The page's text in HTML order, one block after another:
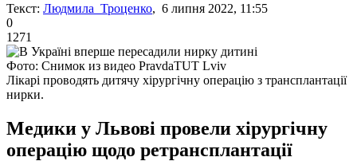
Текст: Людмила Троценко, 6 липня 2022, 11:55
0
1271
Фото: Снимок из видео PravdaTUT Lviv
Лікарі проводять дитячу хірургічну операцію з трансплантації
нирки.
Медики у Львові провели хірургічну
операцію щодо ретрансплантації